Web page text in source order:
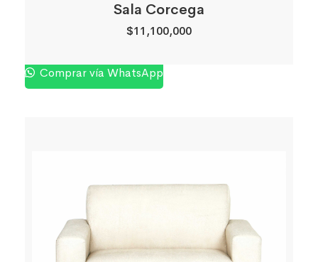
Sala Corcega
$11,100,000
Comprar vía WhatsApp